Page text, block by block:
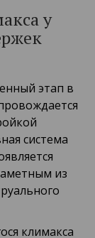
у
этап в
система
из
климакса